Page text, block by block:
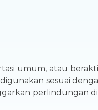
umum, atau
sesuai
perlindungan